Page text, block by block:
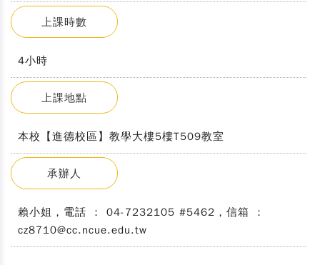
上課時數
4小時
上課地點
本校【進德校區】教學大樓5樓T509教室
承辦人
賴小姐，電話 ： 04-7232105 #5462，信箱 ：
cz8710@cc.ncue.edu.tw